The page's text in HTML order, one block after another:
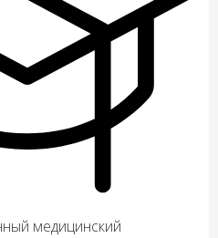
медицинский